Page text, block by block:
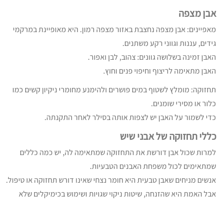
אבן מצפה
מאפיינים: אבן מצפה נחצבת באזור מצפה רמון. היא מאופיינת במרקמי
גידים, עננות וגווני רקע משתנים.
האבן זמינה בשלושה גוונים: צהוב, לבן ואפור.
האבן מתאימה לריצוף וחיפוי פנים וחוץ.
תחזוקה: מומלץ לשטוף במים פושרים ולהימנע מחומרי ניקיון קשים כמו
כלור או מסירי שומנים.
כדי לשמור על האבן יש לצפות אותה בסילר לאחר התקנתה.
כללי תחזוקה של אבני שיש
למרות שכול אבן דורשת את התחזוקה שמתאימה לה, יש כמה כללים
שמתאימים לכול משפחת האבנים הטבעיות.
אנשים מניחים שאבן טבעית היא חומר נצחי שאינו דורש תחזוקה או טיפול.
אבל האמת היא שהזנחה, שיטות ניקוי שגויות ושימוש בכימיקלים שלא